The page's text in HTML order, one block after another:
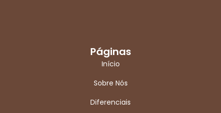
Páginas
Início
Sobre Nós
Diferenciais